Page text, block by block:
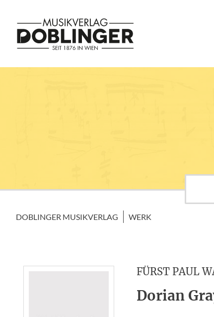
DOBLINGER MUSIKVERLAG WERK
FÜRST PAUL
Dorian